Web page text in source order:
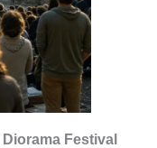
Diorama Festival